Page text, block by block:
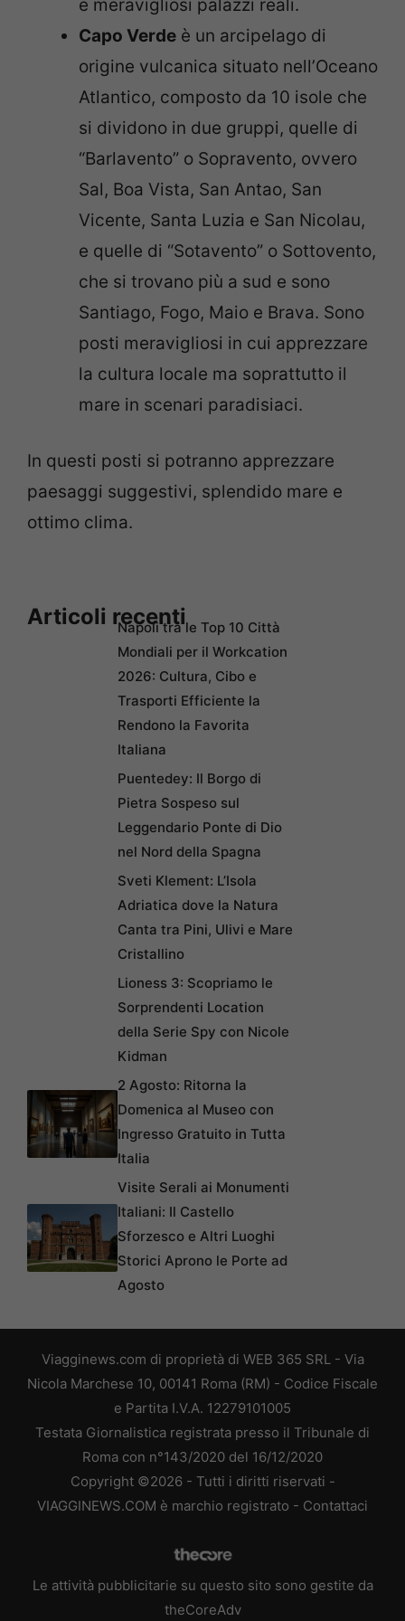
e meravigliosi palazzi reali.
Capo Verde è un arcipelago di
origine vulcanica situato nell’Oceano
Atlantico, composto da 10 isole che
si dividono in due gruppi, quelle di
“Barlavento” o Sopravento, ovvero
Sal, Boa Vista, San Antao, San
Vicente, Santa Luzia e San Nicolau,
e quelle di “Sotavento” o Sottovento,
che si trovano più a sud e sono
Santiago, Fogo, Maio e Brava. Sono
posti meravigliosi in cui apprezzare
la cultura locale ma soprattutto il
mare in scenari paradisiaci.
In questi posti si potranno apprezzare
paesaggi suggestivi, splendido mare e
ottimo clima.
Articoli recentiNapoli tra le Top 10 Città
Mondiali per il Workcation
2026: Cultura, Cibo e
Trasporti Efficiente la
Rendono la Favorita
Italiana
Puentedey: Il Borgo di
Pietra Sospeso sul
Leggendario Ponte di Dio
nel Nord della Spagna
Sveti Klement: L’Isola
Adriatica dove la Natura
Canta tra Pini, Ulivi e Mare
Cristallino
Lioness 3: Scopriamo le
Sorprendenti Location
della Serie Spy con Nicole
Kidman
2 Agosto: Ritorna la
Domenica al Museo con
Ingresso Gratuito in Tutta
Italia
Visite Serali ai Monumenti
Italiani: Il Castello
Sforzesco e Altri Luoghi
Storici Aprono le Porte ad
Agosto
Viagginews.com di proprietà di WEB 365 SRL - Via
Nicola Marchese 10, 00141 Roma (RM) - Codice Fiscale
e Partita I.V.A. 12279101005
Testata Giornalistica registrata presso il Tribunale di
Roma con n°143/2020 del 16/12/2020
Copyright ©2026 - Tutti i diritti riservati -
VIAGGINEWS.COM è marchio registrato - Contattaci
Le attività pubblicitarie su questo sito sono gestite da
theCoreAdv